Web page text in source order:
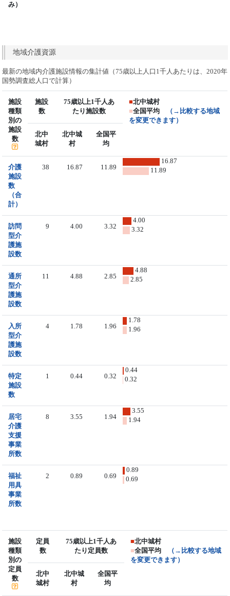
み）
地域介護資源
最新の地域内介護施設情報の集計値（75歳以上人口1千人あたりは、2020年
国勢調査総人口で計算）
施設
種類
別の
施設
数
施設
数
75歳以上1千人あ
たり施設数
■北中城村
■全国平均
（→比較する地域
を変更できます）
北中
城村
北中城
村
全国平
均
介護
施設
数
（合
計）
38 16.87 11.89
16.87
11.89
訪問
型介
護施
設数
9 4.00 3.32
4.00
3.32
通所
型介
護施
設数
11 4.88 2.85
4.88
2.85
入所
型介
護施
設数
4 1.78 1.96
1.78
1.96
特定
施設
数
1 0.44 0.32
0.44
0.32
居宅
介護
支援
事業
所数
8 3.55 1.94
3.55
1.94
福祉
用具
事業
所数
2 0.89 0.69
0.89
0.69
施設
種類
別の
定員
数
定員
数
75歳以上1千人あ
たり定員数
■北中城村
■全国平均
（→比較する地域
を変更できます）
北中
城村
北中城
村
全国平
均